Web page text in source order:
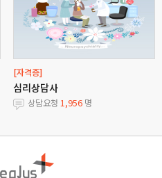
[자격증]
심리상담사
상담요청 1,956명